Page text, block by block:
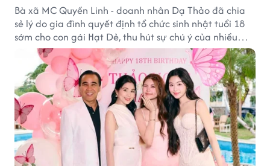
Bà xã MC Quyền Linh - doanh nhân Dạ Thảo đã chia
sẻ lý do gia đình quyết định tổ chức sinh nhật tuổi 18
sớm cho con gái Hạt Dẻ, thu hút sự chú ý của nhiều
người hâm mộ.